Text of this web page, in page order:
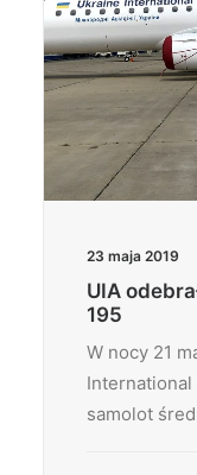
23 maja 2019
UIA
195
W nocy 21
International
samolot